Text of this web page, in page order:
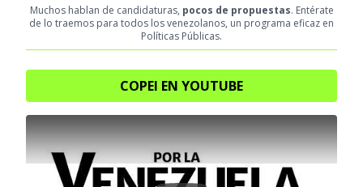
Muchos hablan de candidaturas, pocos de propuestas. Entérate
de lo traemos para todos los venezolanos, un programa eficaz en
Políticas Públicas.
COPEI EN YOUTUBE